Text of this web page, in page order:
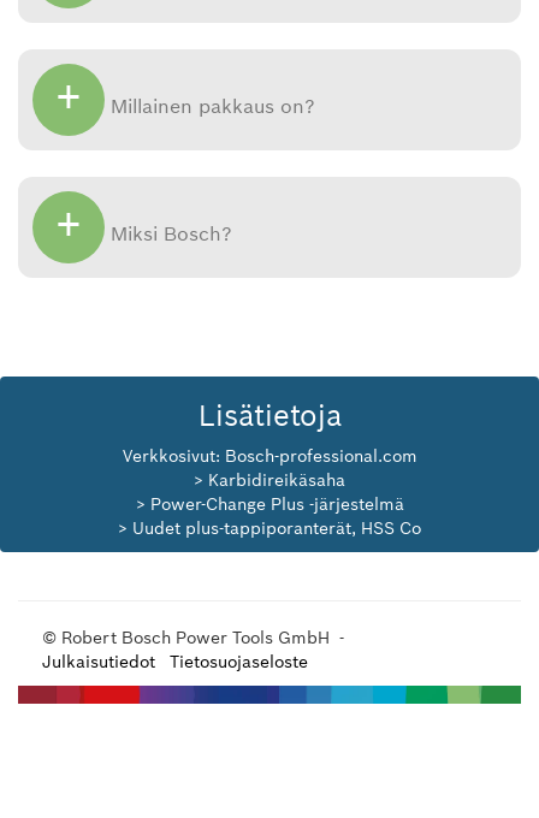
+ Millainen pakkaus on?
+ Miksi Bosch?
Lisätietoja
Verkkosivut: Bosch-professional.com
> Karbidireikäsaha
> Power-Change Plus -järjestelmä
> Uudet plus-tappiporanterät, HSS Co
© Robert Bosch Power Tools GmbH -
Julkaisutiedot
Tietosuojaseloste